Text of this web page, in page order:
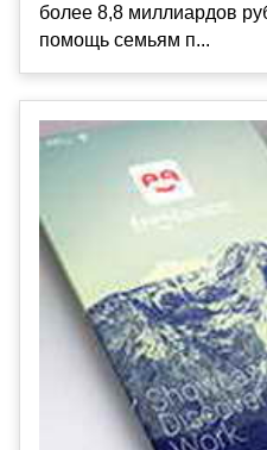
более 8,8 миллиардов
помощь семьям п...